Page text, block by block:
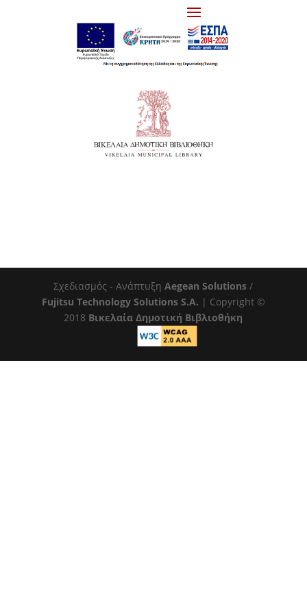
Σχεδιασμός - ΑνάπτυξηAegean Solutions /
Fujitsu Technology Solutions S.A. | Copyright ©
2018 Βικελαία Δημοτική Βιβλιοθήκη